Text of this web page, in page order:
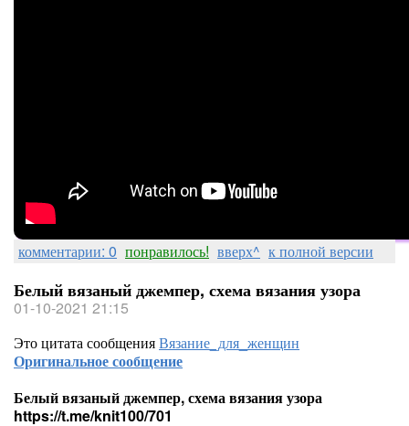
комментарии: 0 понравилось! вверх^ к полной версии
Белый вязаный джемпер, схема вязания узора
01-10-2021 21:15
Это цитата сообщенияВязание_для_женщин
Оригинальное сообщение
Белый вязаный джемпер, схема вязания узора
https://t.me/knit100/701